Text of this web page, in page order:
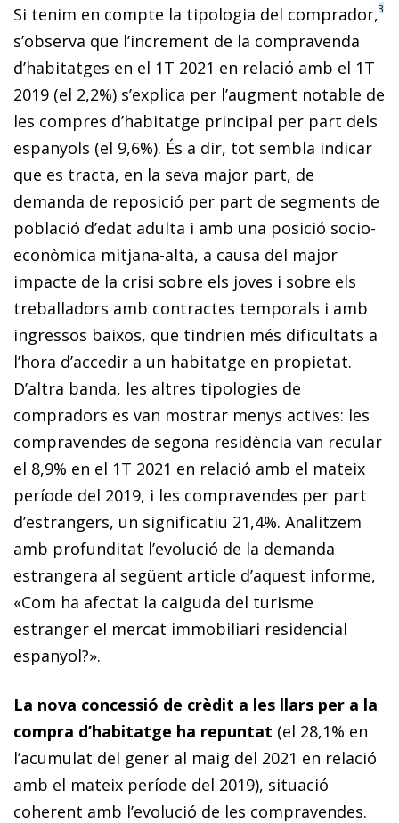
Si tenim en compte la tipologia del comprador,3
s’observa que l’increment de la compravenda
d’habitatges en el 1T 2021 en relació amb el 1T
2019 (el 2,2%) s’explica per l’augment notable de
les compres d’habitatge principal per part dels
espanyols (el 9,6%). És a dir, tot sembla indicar
que es tracta, en la seva major part, de
demanda de reposició per part de segments de
població d’edat adulta i amb una posició socio-
econòmica mitjana-alta, a causa del major
impacte de la crisi sobre els joves i sobre els
treballadors amb contractes temporals i amb
ingressos baixos, que tindrien més dificultats a
l’hora d’accedir a un habitatge en propietat.
D’altra banda, les altres tipologies de
compradors es van mostrar menys actives: les
compravendes de segona residència van recular
el 8,9% en el 1T 2021 en relació amb el mateix
període del 2019, i les compravendes per part
d’estrangers, un significatiu 21,4%. Analitzem
amb profunditat l’evolució de la demanda
estrangera al següent article d’aquest informe,
«Com ha afectat la caiguda del turisme
estranger el mercat immobiliari residencial
espanyol?».
La nova concessió de crèdit a les llars per a la
compra d’habitatge ha repuntat (el 28,1% en
l’acumulat del gener al maig del 2021 en relació
amb el mateix període del 2019), situació
coherent amb l’evolució de les compravendes.